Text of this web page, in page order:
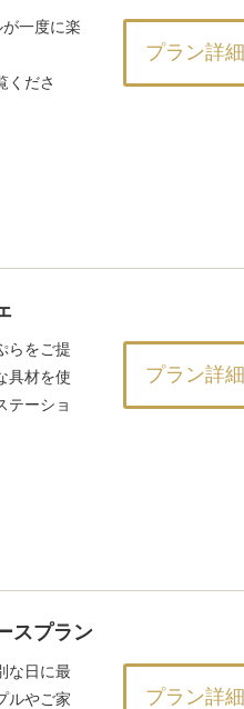
一度に楽
くださ
プラン詳細
らをご提
具材を使
テーショ
プラン詳細
スプラン
な日に最
ルやご家
プラン詳細